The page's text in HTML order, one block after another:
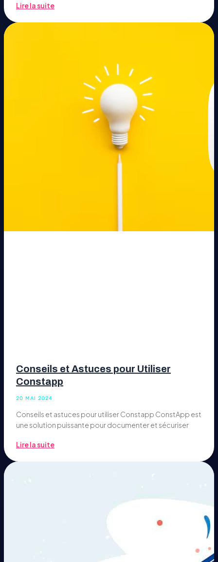
Lire la suite
Conseils et Astuces pour Utiliser
Constapp
20 MAI 2024
Conseils et astuces pour utiliser Constapp ConstApp est
une solution puissante pour documenter et sécuriser
Lire la suite